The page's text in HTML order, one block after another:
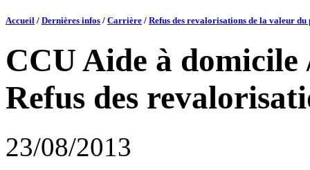
Accueil / Dernières infos / Carrière / Refus des revalorisations de la valeur du
CCU Aide à domicile
Refus des
23/08/2013